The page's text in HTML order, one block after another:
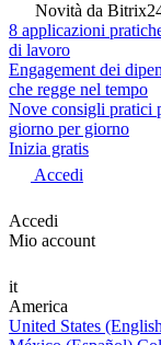
Novità da
8 applicazioni
di lavoro
Engagement dei
che regge nel tempo
Nove consigli pratici
giorno per giorno
Inizia gratis
Accedi
Accedi
Mio account
it
America
United States